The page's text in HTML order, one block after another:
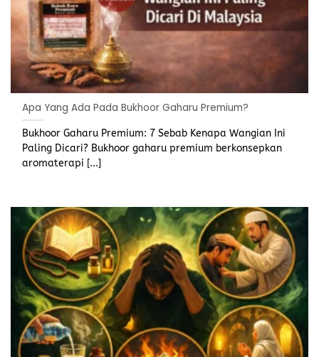
Apa Yang Ada Pada Bukhoor Gaharu Premium?
Bukhoor Gaharu Premium: 7 Sebab Kenapa Wangian Ini
Paling Dicari? Bukhoor gaharu premium berkonsepkan
aromaterapi [...]